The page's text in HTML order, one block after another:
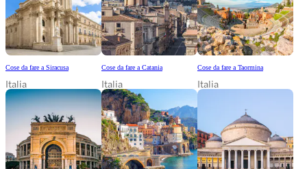
Cose da fare a Siracusa
Italia
Cose da fare a Catania
Italia
Cose da fare a Taormina
Italia